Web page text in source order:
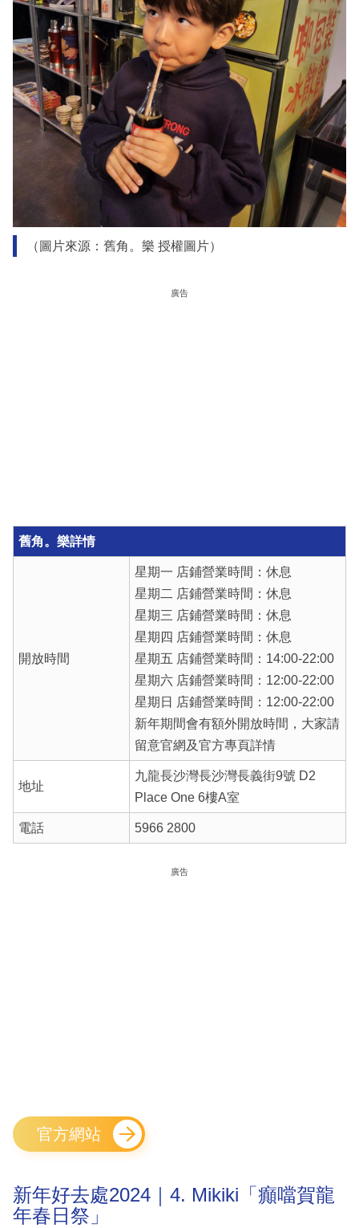
（圖片來源：舊角。樂 授權圖片）
廣告
舊角。樂詳情
開放時間
星期一 店鋪營業時間：休息
星期二 店鋪營業時間：休息
星期三 店鋪營業時間：休息
星期四 店鋪營業時間：休息
星期五 店鋪營業時間：14:00-22:00
星期六 店鋪營業時間：12:00-22:00
星期日 店鋪營業時間：12:00-22:00
新年期間會有額外開放時間，大家請
留意官網及官方專頁詳情
地址
九龍長沙灣長沙灣長義街9號 D2
Place One 6樓A室
電話 5966 2800
廣告
官方網站
新年好去處2024｜4. Mikiki「癲噹賀龍
年春日祭」